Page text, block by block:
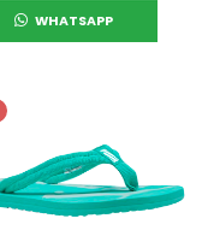
WHATSAPP